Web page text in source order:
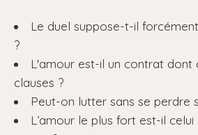
Le duel suppose-t-il
?
L'amour est-il un contrat dont
clauses ?
Peut-on lutter sans se perdre
L’amour le plus fort est-il celui